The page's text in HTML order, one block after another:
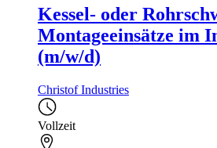
Kessel- oder
Montageeinsätze im
(m/w/d)
Christof Industries
Vollzeit